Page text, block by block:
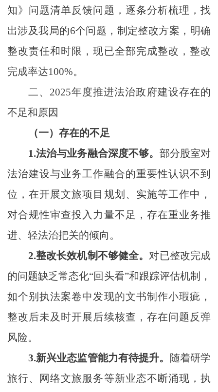
知》问题清单反馈问题，逐条分析梳理，找
出涉及我局的6个问题，制定整改方案，明确
整改责任和时限，现已全部完成整改，整改
完成率达100%。
二、 2025年度推进法治政府建设存在的
不足和原因
（一）存在的不足
1.法治与业务融合深度不够。 部分股室对
法治建设与业务工作融合的重要性认识不到
位，在开展文旅项目规划、实施等工作中，
对合规性审查投入力量不足，存在重业务推
进、轻法治把关的倾向。
2.整改长效机制不够健全。 对已整改完成
的问题缺乏常态化“回头看”和跟踪评估机制，
如个别执法案卷中发现的文书制作小瑕疵，
整改后未及时开展后续核查，存在问题反弹
风险。
3.新兴业态监管能力有待提升。 随着研学
旅行、网络文旅服务等新业态不断涌现，执